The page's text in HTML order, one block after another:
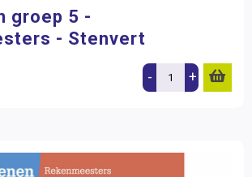
groep 5 -
- Stenvert
- +